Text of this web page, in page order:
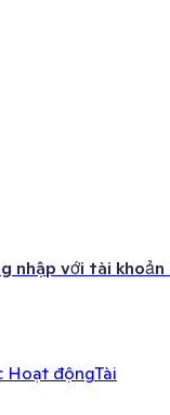
nhập với tài khoản
Hoạt độngTài